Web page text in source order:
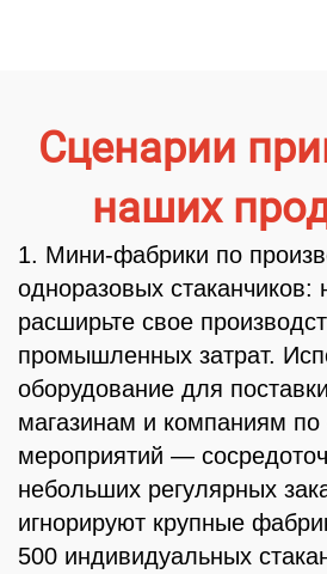
Сценарии
наших
1. Мини-фабрики по
одноразовых стаканчиков:
расширьте свое
промышленных затрат.
оборудование для
магазинам и компаниям по
мероприятий —
небольших регулярных
игнорируют крупные
500 индивидуальных